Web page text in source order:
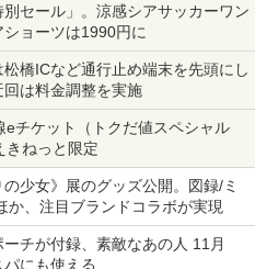
セール」。涼感シアサッカーワン
ョーツは1990円に
橋ICなど通行止め端末を先頭にし
は料金調整を実施
チケット（トクだ値スペシャル
きねっと限定
少女》展のグッズ公開。図録/ミ
か、注目ブランドコラボが実現
ーチが付録、素敵なあの人 11月
にも使える